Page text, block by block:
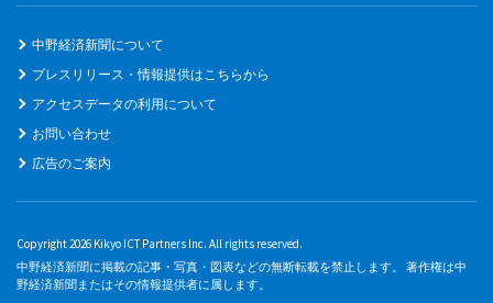
中野経済新聞について
プレスリリース・情報提供はこちらから
アクセスデータの利用について
お問い合わせ
広告のご案内
Copyright 2026 Kikyo ICT Partners Inc. All rights reserved.
中野経済新聞に掲載の記事・写真・図表などの無断転載を禁止します。 著作権は中
野経済新聞またはその情報提供者に属します。